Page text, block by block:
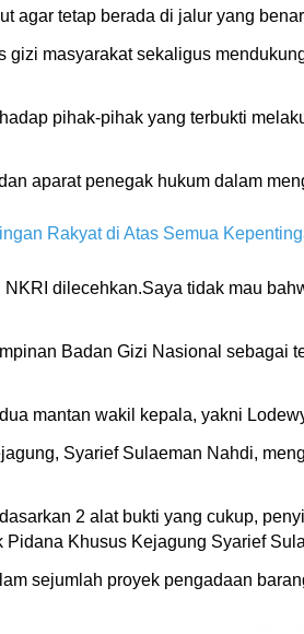
agar tetap berada di jalur yang
masyarakat sekaligus
pihak-pihak yang terbukti
aparat penegak hukum dalam
Rakyat di Atas Semua
dilecehkan.Saya tidak mau
Badan Gizi Nasional sebagai
mantan wakil kepala, yakni
Syarief Sulaeman Nahdi,
2 alat bukti yang cukup,
Khusus Kejagung Syarief
sejumlah proyek pengadaan